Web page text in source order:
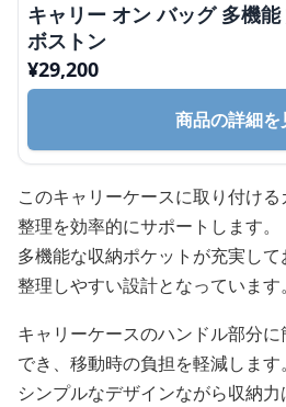
キャリー オン バッグ 多機
ボストン
¥29,200
商品の詳細を
このキャリーケースに取り付け
整理を効率的にサポートします。
多機能な収納ポケットが充実し
整理しやすい設計となっています。
キャリーケースのハンドル部分
でき、移動時の負担を軽減します。
シンプルなデザインながら収納